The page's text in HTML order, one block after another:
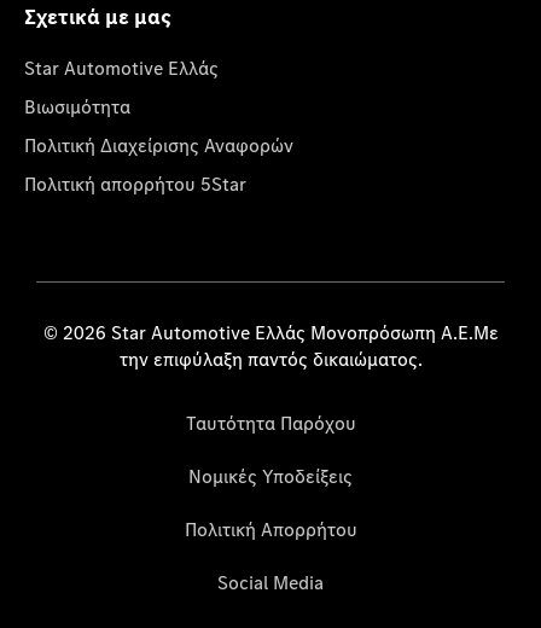
Σχετικά με μας
Star Automotive Ελλάς
Βιωσιμότητα
Πολιτική Διαχείρισης Αναφορών
Πολιτική απορρήτου 5Star
© 2026 Star Automotive Ελλάς Μονοπρόσωπη Α.Ε.Με
την επιφύλαξη παντός δικαιώματος.
Ταυτότητα Παρόχου
Νομικές Υποδείξεις
Πολιτική Απορρήτου
Social Media